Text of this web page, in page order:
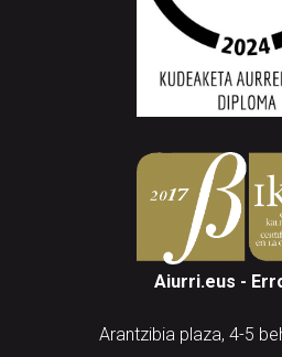
Aiurri.eus -
Arantzibia plaza, 4-5